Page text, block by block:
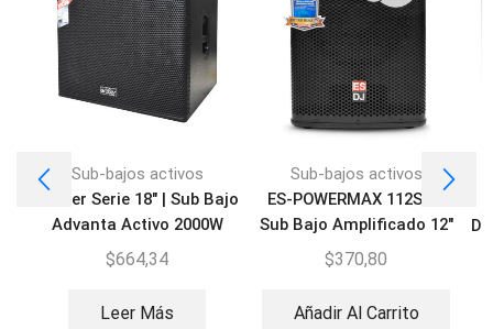
Sub-bajos activos
Grober Serie 18″ | Sub Bajo
Advanta Activo 2000W
$664,34
Leer Más
Sub-bajos activos
ES-POWERMAX 112SW |
Sub Bajo Amplificado 12″
$370,80
Añadir Al Carrito